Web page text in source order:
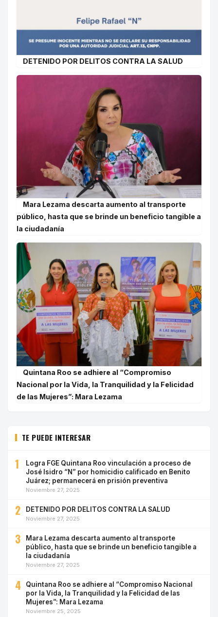
DETENIDO POR DELITOS CONTRA LA SALUD
Mara Lezama descarta aumento al transporte
público, hasta que se brinde un beneficio tangible a
la ciudadanía
Quintana Roo se adhiere al “Compromiso
Nacional por la Vida, la Tranquilidad y la Felicidad
de las Mujeres”: Mara Lezama
TE PUEDE INTERESAR
1
Logra FGE Quintana Roo vinculación a proceso de
José Isidro “N” por homicidio calificado en Benito
Juárez; permanecerá en prisión preventiva
Noviembre 27, 2025
2 DETENIDO POR DELITOS CONTRA LA SALUD
Noviembre 27, 2025
3
Mara Lezama descarta aumento al transporte
público, hasta que se brinde un beneficio tangible a
la ciudadanía
Noviembre 27, 2025
4
Quintana Roo se adhiere al “Compromiso Nacional
por la Vida, la Tranquilidad y la Felicidad de las
Mujeres”: Mara Lezama
Noviembre 25, 2025